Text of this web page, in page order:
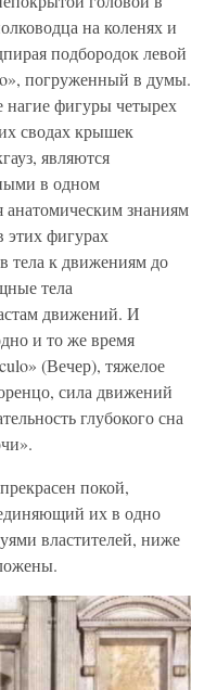
на коленях и
подбородок левой
погруженный в думы.
нагие фигуры четырех
сводах крышек
являются
в одном
анатомическим знаниям
этих фигурах
тела к движениям до
тела
движений. И
и то же время
(Вечер), тяжелое
сила движений
глубокого сна
покой,
их в одно
властителей, ниже